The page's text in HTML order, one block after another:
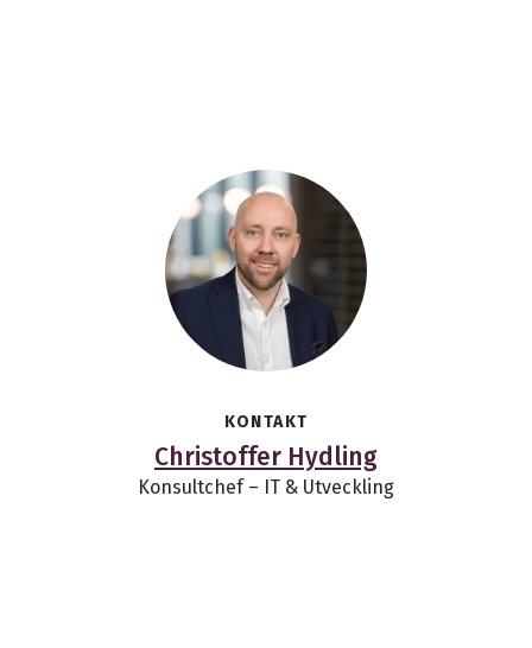
KONTAKT
Christoffer Hydling
Konsultchef – IT & Utveckling